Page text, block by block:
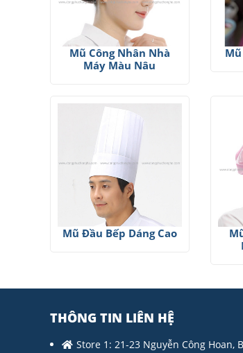
Mũ Công Nhân Nhà
Máy Màu Nâu
Mũ Đầu Bếp Dáng Cao
THÔNG TIN LIÊN HỆ
Store 1: 21-23 Nguyễn Công Hoan,